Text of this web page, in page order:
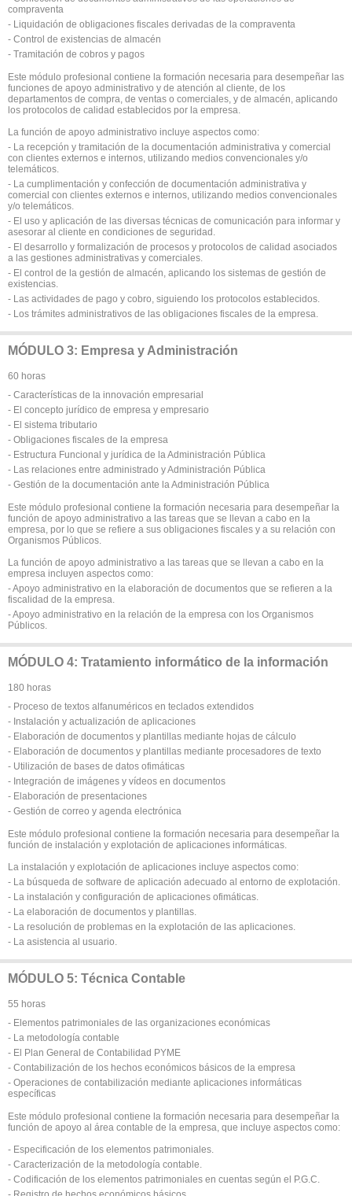
compraventa
- Liquidación de obligaciones fiscales derivadas de la compraventa
- Control de existencias de almacén
- Tramitación de cobros y pagos
Este módulo profesional contiene la formación necesaria para desempeñar las
funciones de apoyo administrativo y de atención al cliente, de los
departamentos de compra, de ventas o comerciales, y de almacén, aplicando
los protocolos de calidad establecidos por la empresa.
La función de apoyo administrativo incluye aspectos como:
- La recepción y tramitación de la documentación administrativa y comercial
con clientes externos e internos, utilizando medios convencionales y/o
telemáticos.
- La cumplimentación y confección de documentación administrativa y
comercial con clientes externos e internos, utilizando medios convencionales
y/o telemáticos.
- El uso y aplicación de las diversas técnicas de comunicación para informar y
asesorar al cliente en condiciones de seguridad.
- El desarrollo y formalización de procesos y protocolos de calidad asociados
a las gestiones administrativas y comerciales.
- El control de la gestión de almacén, aplicando los sistemas de gestión de
existencias.
- Las actividades de pago y cobro, siguiendo los protocolos establecidos.
- Los trámites administrativos de las obligaciones fiscales de la empresa.
MÓDULO 3: Empresa y Administración
60 horas
- Características de la innovación empresarial
- El concepto jurídico de empresa y empresario
- El sistema tributario
- Obligaciones fiscales de la empresa
- Estructura Funcional y jurídica de la Administración Pública
- Las relaciones entre administrado y Administración Pública
- Gestión de la documentación ante la Administración Pública
Este módulo profesional contiene la formación necesaria para desempeñar la
función de apoyo administrativo a las tareas que se llevan a cabo en la
empresa, por lo que se refiere a sus obligaciones fiscales y a su relación con
Organismos Públicos.
La función de apoyo administrativo a las tareas que se llevan a cabo en la
empresa incluyen aspectos como:
- Apoyo administrativo en la elaboración de documentos que se refieren a la
fiscalidad de la empresa.
- Apoyo administrativo en la relación de la empresa con los Organismos
Públicos.
MÓDULO 4: Tratamiento informático de la información
180 horas
- Proceso de textos alfanuméricos en teclados extendidos
- Instalación y actualización de aplicaciones
- Elaboración de documentos y plantillas mediante hojas de cálculo
- Elaboración de documentos y plantillas mediante procesadores de texto
- Utilización de bases de datos ofimáticas
- Integración de imágenes y vídeos en documentos
- Elaboración de presentaciones
- Gestión de correo y agenda electrónica
Este módulo profesional contiene la formación necesaria para desempeñar la
función de instalación y explotación de aplicaciones informáticas.
La instalación y explotación de aplicaciones incluye aspectos como:
- La búsqueda de software de aplicación adecuado al entorno de explotación.
- La instalación y configuración de aplicaciones ofimáticas.
- La elaboración de documentos y plantillas.
- La resolución de problemas en la explotación de las aplicaciones.
- La asistencia al usuario.
MÓDULO 5: Técnica Contable
55 horas
- Elementos patrimoniales de las organizaciones económicas
- La metodología contable
- El Plan General de Contabilidad PYME
- Contabilización de los hechos económicos básicos de la empresa
- Operaciones de contabilización mediante aplicaciones informáticas
específicas
Este módulo profesional contiene la formación necesaria para desempeñar la
función de apoyo al área contable de la empresa, que incluye aspectos como:
- Especificación de los elementos patrimoniales.
- Caracterización de la metodología contable.
- Codificación de los elementos patrimoniales en cuentas según el P.G.C.